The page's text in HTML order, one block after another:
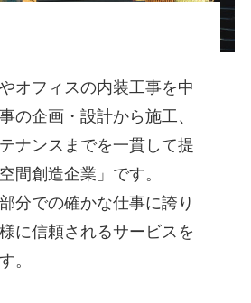
オフィスの内装工事を中
の企画・設計から施工、
ナンスまでを一貫して提
間創造企業」です。
分での確かな仕事に誇り
に信頼されるサービスを
。